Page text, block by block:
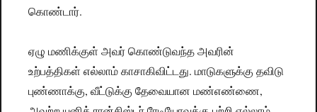
கொண்டார்.
ஏழு மணிக்குள் அவர் கொண்டுவந்த அவரின்
உற்பத்திகள் எல்லாம் காசாகிவிட்டது. மாடுகளுக்கு தவிடு
புண்ணாக்கு, வீட்டுக்கு தேவையான மண்எண்ணை,